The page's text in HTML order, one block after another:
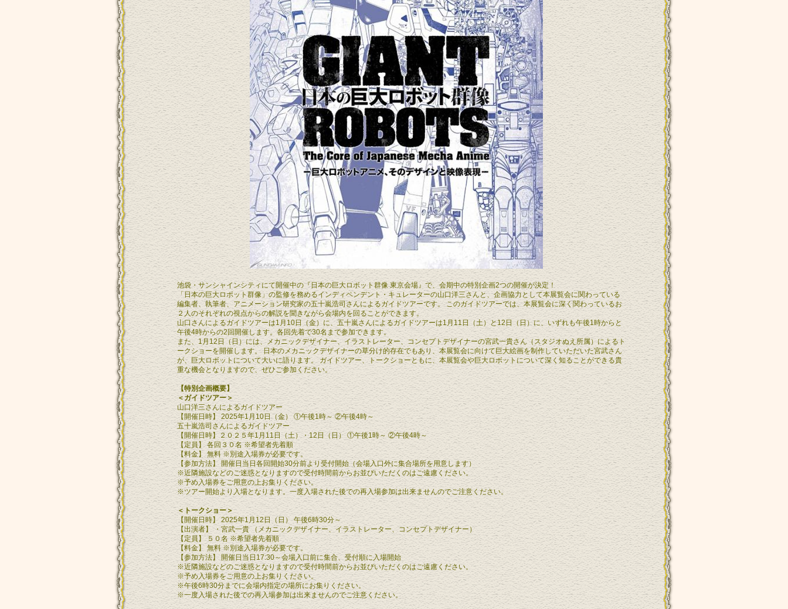
池袋・サンシャインシティにて開催中の『日本の巨大ロボット群像 東京会場』で、会期中の特別企画2つの開催が決定！
「日本の巨大ロボット群像」の監修を務めるインディペンデント・キュレーターの山口洋三さんと、企画協力として本展覧会に関わっている
編集者、執筆者、アニメーション研究家の五十嵐浩司さんによるガイドツアーです。 このガイドツアーでは、本展覧会に深く関わっているお
２人のそれぞれの視点からの解説を聞きながら会場内を回ることができます。
山口さんによるガイドツアーは1月10日（金）に、五十嵐さんによるガイドツアーは1月11日（土）と12日（日）に、いずれも午後1時からと
午後4時からの2回開催します。各回先着で30名まで参加できます。
また、1月12日（日）には、メカニックデザイナー、イラストレーター、コンセプトデザイナーの宮武一貴さん（スタジオぬえ所属）によるト
ークショーを開催します。 日本のメカニックデザイナーの草分け的存在でもあり、本展覧会に向けて巨大絵画を制作していただいた宮武さん
が、巨大ロボットについて大いに語ります。 ガイドツアー、トークショーともに、本展覧会や巨大ロボットについて深く知ることができる貴
重な機会となりますので、ぜひご参加ください。
【特別企画概要】
＜ガイドツアー＞
山口洋三さんによるガイドツアー
【開催日時】 2025年1月10日（金） ①午後1時～ ②午後4時～
五十嵐浩司さんによるガイドツアー
【開催日時】２０２５年1月11日（土）・12日（日） ①午後1時～ ②午後4時～
【定員】 各回３０名 ※希望者先着順
【料金】 無料 ※別途入場券が必要です。
【参加方法】 開催日当日各回開始30分前より受付開始（会場入口外に集合場所を用意します）
※近隣施設などのご迷惑となりますので受付時間前からお並びいただくのはご遠慮ください。
※予め入場券をご用意の上お集りください。
※ツアー開始より入場となります。一度入場された後での再入場参加は出来ませんのでご注意ください。
＜トークショー＞
【開催日時】 2025年1月12日（日） 午後6時30分～
【出演者】 ・宮武一貴 （メカニックデザイナー、イラストレーター、コンセプトデザイナー）
【定員】 ５０名 ※希望者先着順
【料金】 無料 ※別途入場券が必要です。
【参加方法】 開催日当日17:30～会場入口前に集合、受付順に入場開始
※近隣施設などのご迷惑となりますので受付時間前からお並びいただくのはご遠慮ください。
※予め入場券をご用意の上お集りください。
※午後6時30分までに会場内指定の場所にお集りください。
※一度入場された後での再入場参加は出来ませんのでご注意ください。